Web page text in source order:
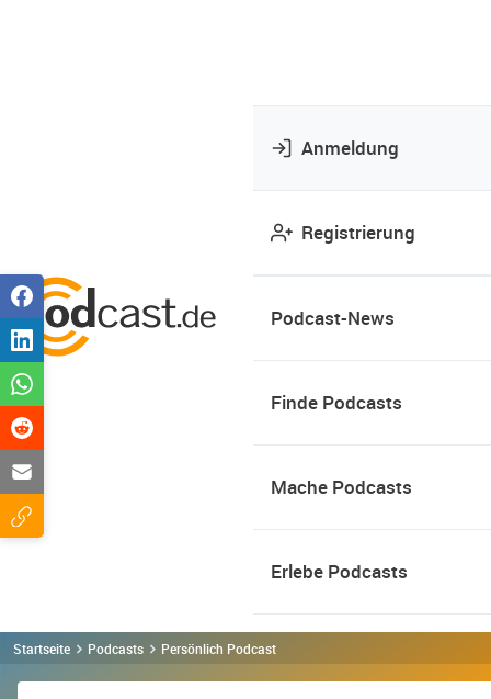
Anmeldung
Registrierung
Podcast-News
Finde Podcasts
Mache Podcasts
Erlebe Podcasts
Startseite Podcasts Persönlich Podcast